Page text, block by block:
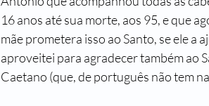
16 anos até sua morte, aos 95, e que
mãe prometera isso ao Santo, se ele a
aproveitei para agradecer também ao
Caetano (que, de português não tem